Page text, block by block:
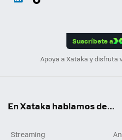
Suscríbete a
Apoya a Xataka y disfruta
En Xataka hablamos de...
Streaming